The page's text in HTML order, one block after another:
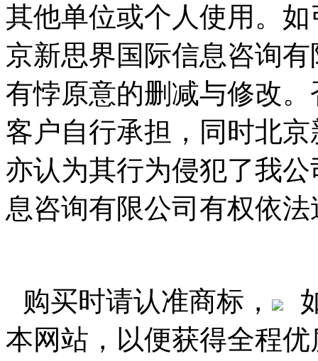
其他单位或个人使用。
京新思界国际信息咨询
有悖原意的删减与修改
客户自行承担，同时北
亦认为其行为侵犯了我
息咨询有限公司有权依
购买时请认准商标，
本网站，以便获得全程